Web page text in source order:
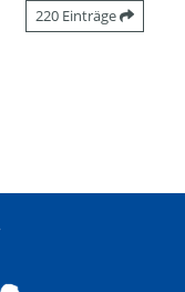
220 Einträge